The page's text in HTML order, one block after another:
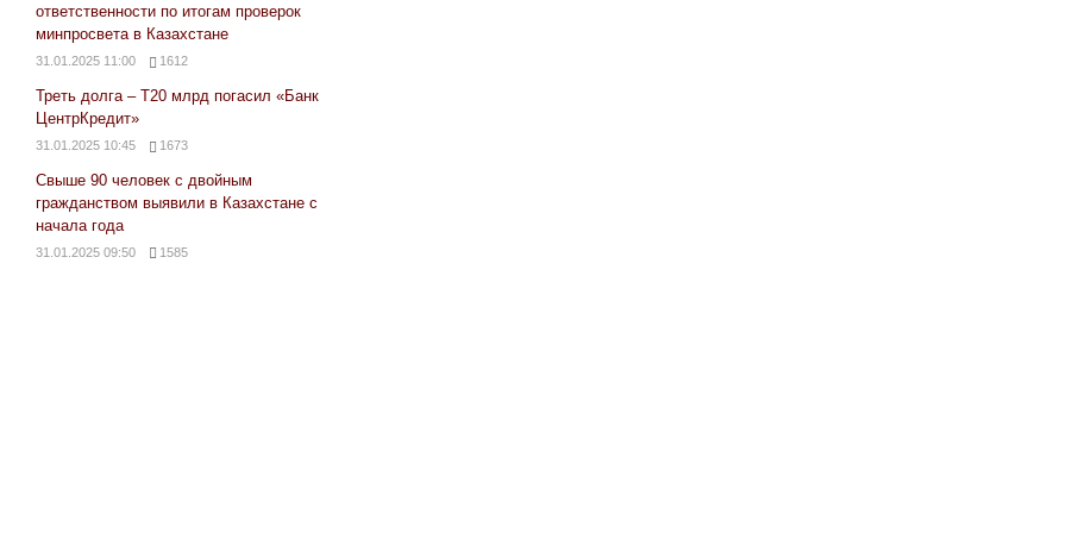
ответственности по итогам проверок
минпросвета в Казахстане
31.01.2025 11:00 1612
Треть долга – Т20 млрд погасил «Банк
ЦентрКредит»
31.01.2025 10:45 1673
Свыше 90 человек с двойным
гражданством выявили в Казахстане с
начала года
31.01.2025 09:50 1585